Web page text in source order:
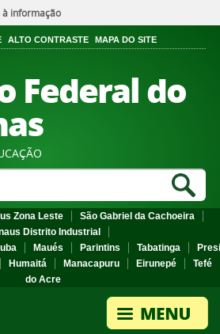
à informação
ALTO CONTRASTE MAPA DO SITE
Federal do
Zona Leste
São Gabriel da Cachoeira
Distrito Industrial
Maués Parintins Tabatinga
Humaitá Manacapuru Eirunepé
Tefé
do Acre